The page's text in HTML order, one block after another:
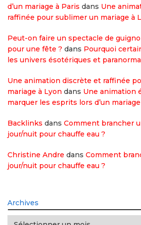
d’un mariage à Paris dans Une
raffinée pour sublimer un mariage à
Peut-on faire un spectacle de
pour une fête ? dans Pourquoi
les univers ésotériques et
Une animation discrète et raffinée
mariage à Lyon dans Une animation
marquer les esprits lors d’un
Backlinks dans Comment brancher
jour/nuit pour chauffe eau ?
Christine Andre dans Comment
jour/nuit pour chauffe eau ?
Archives
Archives